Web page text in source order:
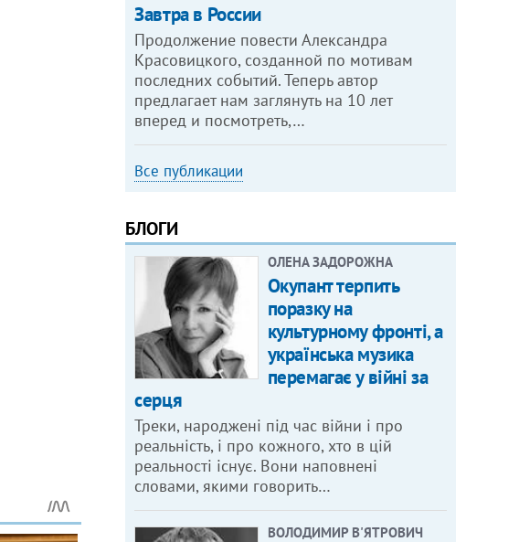
Завтра в России
Продолжение повести Александра
Красовицкого, созданной по мотивам
последних событий. Теперь автор
предлагает нам заглянуть на 10 лет
вперед и посмотреть,…
Все публикации
БЛОГИ
ОЛЕНА ЗАДОРОЖНА
Окупант терпить
поразку на
культурному фронті, а
українська музика
перемагає у війні за
серця
Треки, народжені під час війни і про
реальність, і про кожного, хто в цій
реальності існує. Вони наповнені
словами, якими говорить…
ВОЛОДИМИР В'ЯТРОВИЧ